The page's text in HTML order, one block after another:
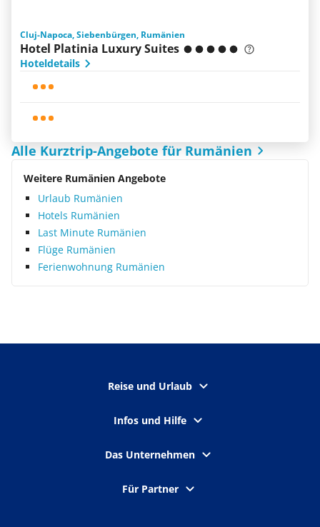
Cluj-Napoca, Siebenbürgen, Rumänien
Hotel Platinia Luxury Suites
Hoteldetails
Alle Kurztrip-Angebote für Rumänien
Weitere Rumänien Angebote
Urlaub Rumänien
Hotels Rumänien
Last Minute Rumänien
Flüge Rumänien
Ferienwohnung Rumänien
Reise und Urlaub
Infos und Hilfe
Das Unternehmen
Für Partner